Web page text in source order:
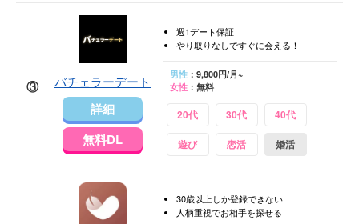
③ バチェラーデート
詳細
無料DL
週1デート保証
やり取りなしですぐに会える！
男性：9,800円/月~
女性：無料
20代 30代 40代
遊び 恋活 婚活
30歳以上しか登録できない
人柄重視でお相手を探せる